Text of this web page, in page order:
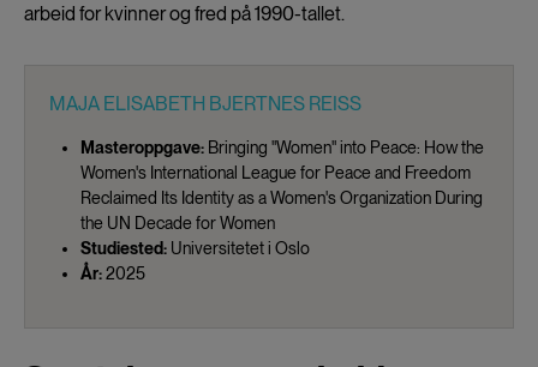
arbeid for kvinner og fred på 1990-tallet.
MAJA ELISABETH BJERTNES REISS
Masteroppgave: Bringing "Women" into Peace: How the
Women's International League for Peace and Freedom
Reclaimed Its Identity as a Women's Organization During
the UN Decade for Women
Studiested: Universitetet i Oslo
År:2025